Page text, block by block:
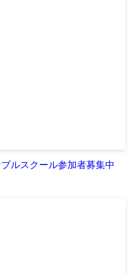
ルスクール参加者募集中